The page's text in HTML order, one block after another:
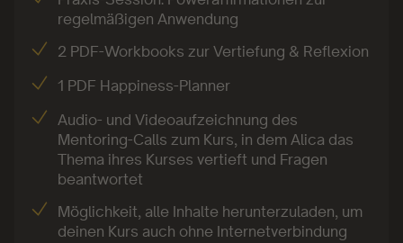
regelmäßigen Anwendung
2 PDF-Workbooks zur Vertiefung & Reflexion
1 PDF Happiness-Planner
Audio- und Videoaufzeichnung des
Mentoring-Calls zum Kurs, in dem Alica das
Thema ihres Kurses vertieft und Fragen
beantwortet
Möglichkeit, alle Inhalte herunterzuladen, um
deinen Kurs auch ohne Internetverbindung